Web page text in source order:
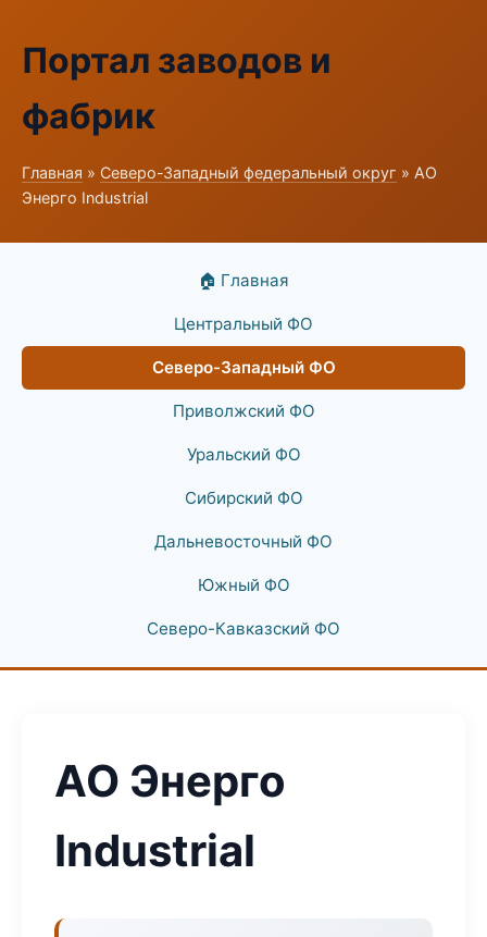
Портал заводов и
фабрик
Главная » Северо-Западный федеральный округ » АО
Энерго Industrial
🏠 Главная
Центральный ФО
Северо-Западный ФО
Приволжский ФО
Уральский ФО
Сибирский ФО
Дальневосточный ФО
Южный ФО
Северо-Кавказский ФО
АО Энерго
Industrial